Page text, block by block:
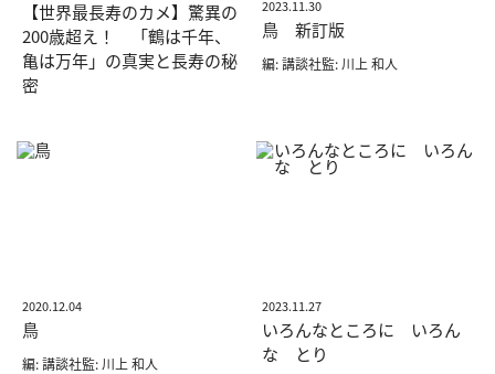
【世界最長寿のカメ】驚異の
200歳超え！ 「鶴は千年、
亀は万年」の真実と長寿の秘
密
2023.11.30
鳥 新訂版
編: 講談社監: 川上 和人
2020.12.04
鳥
編: 講談社監: 川上 和人
2023.11.27
いろんなところに いろん
な とり